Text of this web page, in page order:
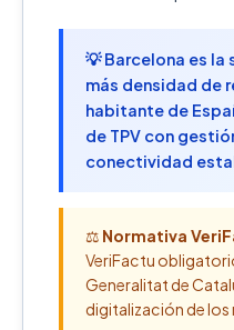
💡 Barcelona es
más densidad de
habitante de
de TPV con
conectividad
⚖️ Normativa
VeriFactu
Generalitat de
digitalización de